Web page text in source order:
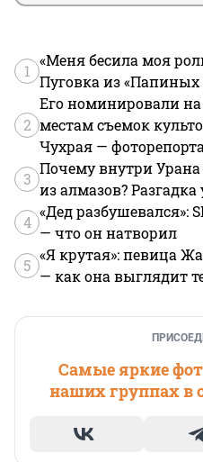
1
«Меня бесила моя
Пуговка из «Папиных
2
Его номинировали на
местам съемок
Чухрая —
3
Почему внутри
из алмазов?
4
«Дед разбушевался»:
— что он натворил
5
«Я крутая»: певица
— как она выглядит
Самые яркие
наших группах в